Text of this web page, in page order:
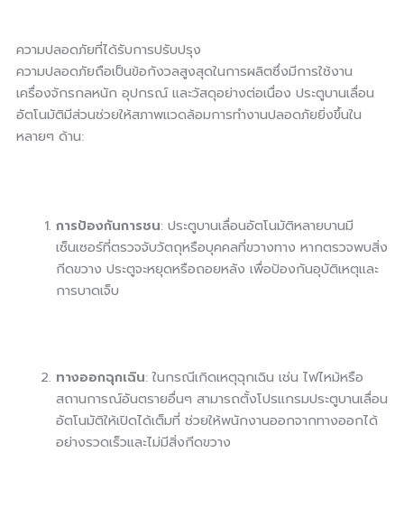
ความปลอดภัยที่ได้รับการปรับปรุง
ความปลอดภัยถือเป็นข้อกังวลสูงสุดในการผลิตซึ่งมีการใช้งาน
เครื่องจักรกลหนัก อุปกรณ์ และวัสดุอย่างต่อเนื่อง ประตูบานเลื่อน
อัตโนมัติมีส่วนช่วยให้สภาพแวดล้อมการทำงานปลอดภัยยิ่งขึ้นใน
หลายๆ ด้าน:
การป้องกันการชน: ประตูบานเลื่อนอัตโนมัติหลายบานมี
เซ็นเซอร์ที่ตรวจจับวัตถุหรือบุคคลที่ขวางทาง หากตรวจพบสิ่ง
กีดขวาง ประตูจะหยุดหรือถอยหลัง เพื่อป้องกันอุบัติเหตุและ
การบาดเจ็บ
ทางออกฉุกเฉิน: ในกรณีเกิดเหตุฉุกเฉิน เช่น ไฟไหม้หรือ
สถานการณ์อันตรายอื่นๆ สามารถตั้งโปรแกรมประตูบานเลื่อน
อัตโนมัติให้เปิดได้เต็มที่ ช่วยให้พนักงานออกจากทางออกได้
อย่างรวดเร็วและไม่มีสิ่งกีดขวาง